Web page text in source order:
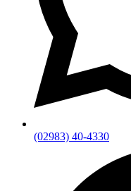
(02983) 40-4330